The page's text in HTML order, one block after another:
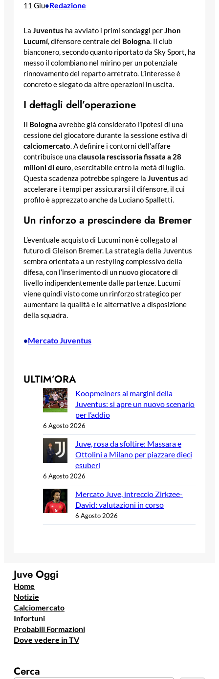
11 Giu•Redazione
La Juventus ha avviato i primi sondaggi perJhon
Lucumí, difensore centrale del Bologna. Il club
bianconero, secondo quanto riportato da Sky Sport, ha
messo il colombiano nel mirino per un potenziale
rinnovamento del reparto arretrato. L’interesse è
concreto e slegato da altre operazioni in uscita.
I dettagli dell’operazione
Il Bologna avrebbe già considerato l’ipotesi di una
cessione del giocatore durante la sessione estiva di
calciomercato. A definire i contorni dell’affare
contribuisce una clausola rescissoria fissata a 28
milioni di euro, esercitabile entro la metà di luglio.
Questa scadenza potrebbe spingere la Juventus ad
accelerare i tempi per assicurarsi il difensore, il cui
profilo è apprezzato anche da Luciano Spalletti.
Un rinforzo a prescindere da Bremer
L’eventuale acquisto di Lucumí non è collegato al
futuro di Gleison Bremer. La strategia della Juventus
sembra orientata a un restyling complessivo della
difesa, con l’inserimento di un nuovo giocatore di
livello indipendentemente dalle partenze. Lucumí
viene quindi visto come un rinforzo strategico per
aumentare la qualità e le alternative a disposizione
della squadra.
•Mercato Juventus
ULTIM’ORA
Koopmeiners ai margini della
Juventus: si apre un nuovo scenario
per l’addio
6 Agosto 2026
Juve, rosa da sfoltire: Massara e
Ottolini a Milano per piazzare dieci
esuberi
6 Agosto 2026
Mercato Juve, intreccio Zirkzee-
David: valutazioni in corso
6 Agosto 2026
Juve Oggi
Home
Notizie
Calciomercato
Infortuni
Probabili Formazioni
Dove vedere in TV
Cerca